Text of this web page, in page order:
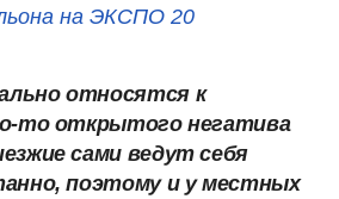
на ЭКСПО 20
относятся к
то открытого негатива
сами ведут себя
поэтому и у местных